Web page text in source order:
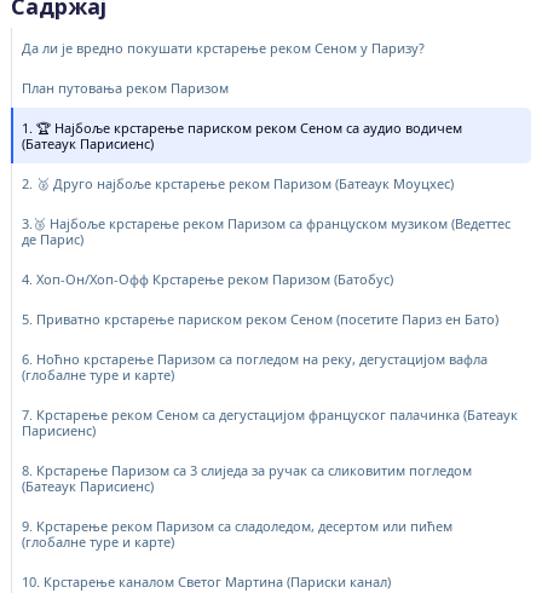
Садржај
Да ли је вредно покушати крстарење реком Сеном у Паризу?
План путовања реком Паризом
1. 🏆 Најбоље крстарење париском реком Сеном са аудио водичем
(Батеаук Парисиенс)
2. 🥈 Друго најбоље крстарење реком Паризом (Батеаук Моуцхес)
3.🥉 Најбоље крстарење реком Паризом са француском музиком (Ведеттес
де Парис)
4. Хоп-Он/Хоп-Офф Крстарење реком Паризом (Батобус)
5. Приватно крстарење париском реком Сеном (посетите Париз ен Бато)
6. Ноћно крстарење Паризом са погледом на реку, дегустацијом вафла
(глобалне туре и карте)
7. Крстарење реком Сеном са дегустацијом француског палачинка (Батеаук
Парисиенс)
8. Крстарење Паризом са 3 слиједа за ручак са сликовитим погледом
(Батеаук Парисиенс)
9. Крстарење реком Паризом са сладоледом, десертом или пићем
(глобалне туре и карте)
10. Крстарење каналом Светог Мартина (Париски канал)